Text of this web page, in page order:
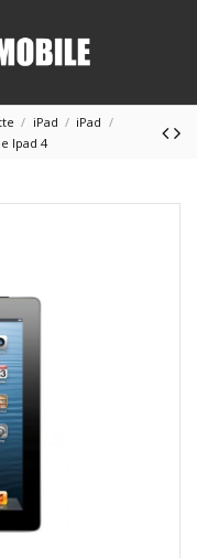
iPad
iPad
Ipad 4